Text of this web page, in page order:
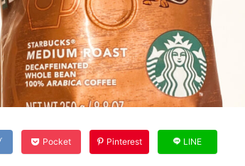
Pocket Pinterest LINE